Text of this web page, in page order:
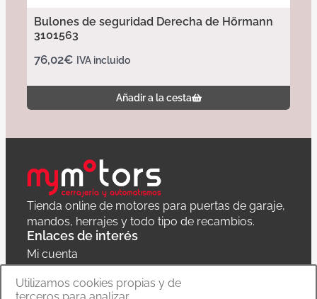
Bulones de seguridad Derecha de Hörmann
3101563
76,02€ IVA incluido
Añadir a la cesta
Tienda online de motores para puertas de garaje,
mandos, herrajes y todo tipo de recambios.
Enlaces de interés
Mi cuenta
Política de privacidad
Utilizamos cookies propias y de